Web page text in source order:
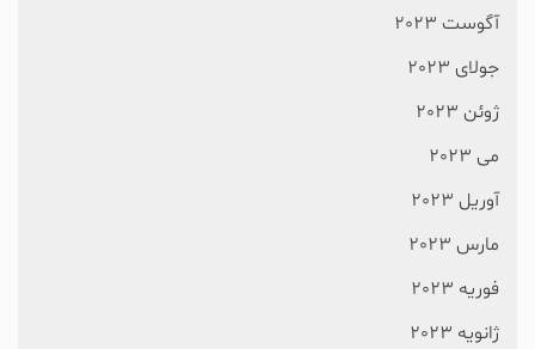
آگوست 2023
جولای 2023
ژوئن 2023
می 2023
آوریل 2023
مارس 2023
فوریه 2023
ژانویه 2023